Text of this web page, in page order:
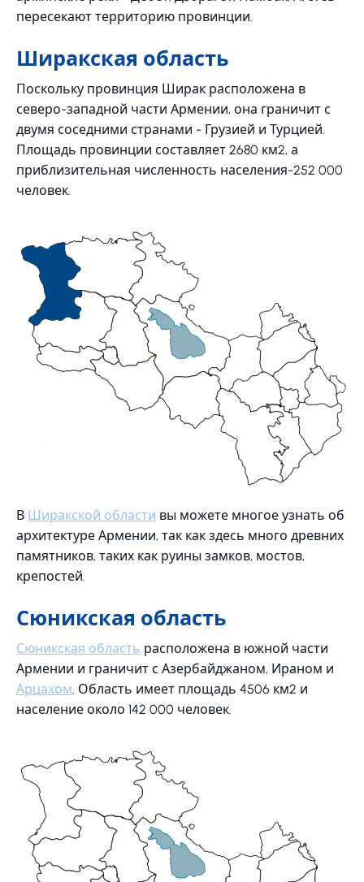
пересекают территорию провинции.
Ширакская область
Поскольку провинция Ширак расположена в
северо-западной части Армении, она граничит с
двумя соседними странами - Грузией и Турцией.
Площадь провинции составляет 2680 км2, а
приблизительная численность населения-252 000
человек.
В Ширакской области вы можете многое узнать об
архитектуре Армении, так как здесь много древних
памятников, таких как руины замков, мостов,
крепостей.
Сюникская область
Сюникская область расположена в южной части
Армении и граничит с Азербайджаном, Ираном и
Арцахом. Область имеет площадь 4506 км2 и
население около 142 000 человек.